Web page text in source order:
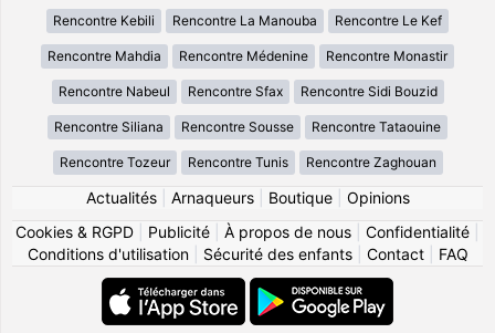
Rencontre Kebili Rencontre La Manouba Rencontre Le Kef
Rencontre Mahdia Rencontre Médenine Rencontre Monastir
Rencontre Nabeul Rencontre Sfax Rencontre Sidi Bouzid
Rencontre Siliana Rencontre Sousse Rencontre Tataouine
Rencontre Tozeur Rencontre Tunis Rencontre Zaghouan
Actualités| Arnaqueurs| Boutique| Opinions
Cookies & RGPD
Publicité À propos de nous Confidentialité
Conditions d'utilisation| Sécurité des enfants| Contact| FAQ